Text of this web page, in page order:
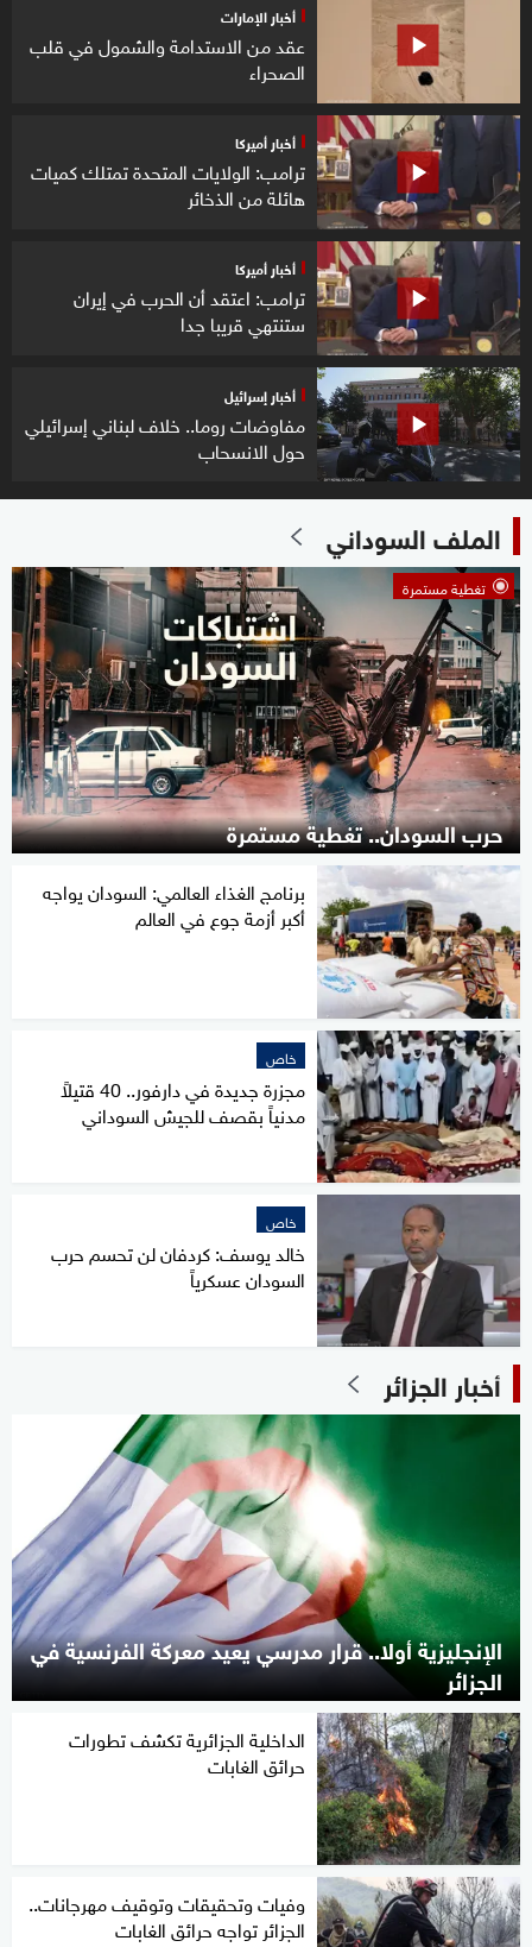
أخبار الإمارات
عقد من الاستدامة والشمول في قلب
الصحراء
أخبار أميركا
ترامب: الولايات المتحدة تمتلك كميات
هائلة من الذخائر
أخبار أميركا
ترامب: اعتقد أن الحرب في إيران
ستنتهي قريبا جدا
أخبار إسرائيل
مفاوضات روما.. خلاف لبناني إسرائيلي
حول الانسحاب
الملف السوداني
حرب السودان.. تغطية مستمرة
تغطية مستمرة
برنامج الغذاء العالمي: السودان يواجه
أكبر أزمة جوع في العالم
خاص
مجزرة جديدة في دارفور.. 40 قتيلاً
مدنياً بقصف للجيش السوداني
خاص
خالد يوسف: كردفان لن تحسم حرب
السودان عسكرياً
أخبار الجزائر
الإنجليزية أولا.. قرار مدرسي يعيد معركة الفرنسية في
الجزائر
الداخلية الجزائرية تكشف تطورات
حرائق الغابات
وفيات وتحقيقات وتوقيف مهرجانات..
الجزائر تواجه حرائق الغابات